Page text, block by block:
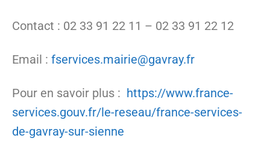
Contact : 02 33 91 22 11 – 02 33 91 22 12
Email : fservices.mairie@gavray.fr
Pour en savoir plus : https://www.france-
services.gouv.fr/le-reseau/france-services-
de-gavray-sur-sienne